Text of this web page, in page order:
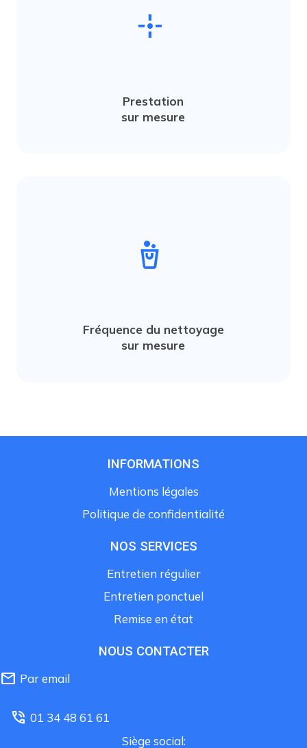
point_scan
Prestation
sur mesure
cleaning_bucket
Fréquence du nettoyage
sur mesure
INFORMATIONS
Mentions légales
Politique de confidentialité
NOS SERVICES
Entretien régulier
Entretien ponctuel
Remise en état
NOUS CONTACTER
mail Par email
phone_in_talk 01 34 48 61 61
Siège social: